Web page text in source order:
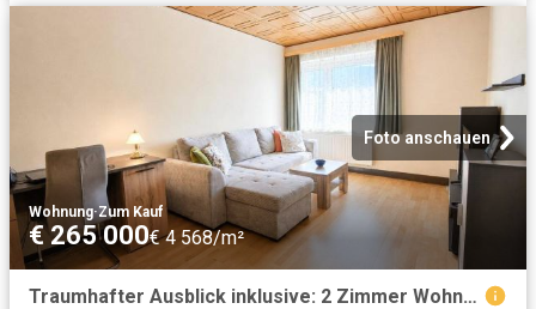
Foto anschauen
Wohnung·Zum Kauf
€ 265 000€ 4 568/m²
Traumhafter Ausblick inklusive: 2 Zimmer Wohnung in Salzburg Süd